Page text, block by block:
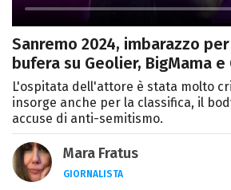
Sanremo 2024, imbarazzo
bufera su Geolier, BigMama e
L'ospitata dell'attore è stata molto
insorge anche per la classifica, il
accuse di anti-semitismo.
Mara Fratus
GIORNALISTA